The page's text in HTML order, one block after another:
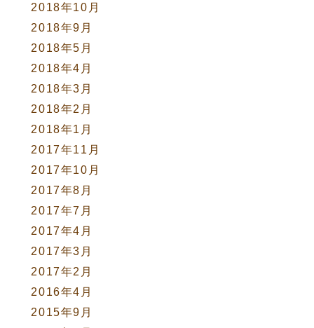
2018年10月
2018年9月
2018年5月
2018年4月
2018年3月
2018年2月
2018年1月
2017年11月
2017年10月
2017年8月
2017年7月
2017年4月
2017年3月
2017年2月
2016年4月
2015年9月